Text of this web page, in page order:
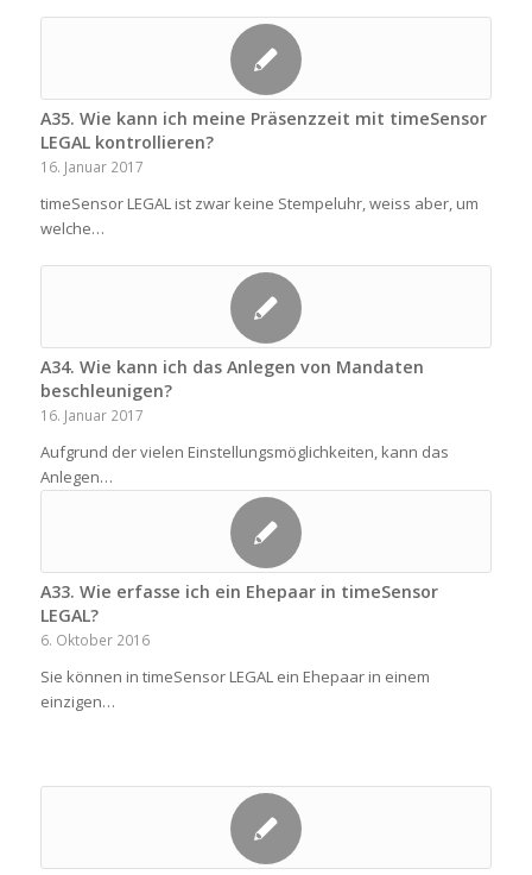
A35. Wie kann ich meine Präsenzzeit mit timeSensor
LEGAL kontrollieren?
16. Januar 2017
timeSensor LEGAL ist zwar keine Stempeluhr, weiss aber, um
welche…
A34. Wie kann ich das Anlegen von Mandaten
beschleunigen?
16. Januar 2017
Aufgrund der vielen Einstellungsmöglichkeiten, kann das
Anlegen…
A33. Wie erfasse ich ein Ehepaar in timeSensor
LEGAL?
6. Oktober 2016
Sie können in timeSensor LEGAL ein Ehepaar in einem
einzigen…